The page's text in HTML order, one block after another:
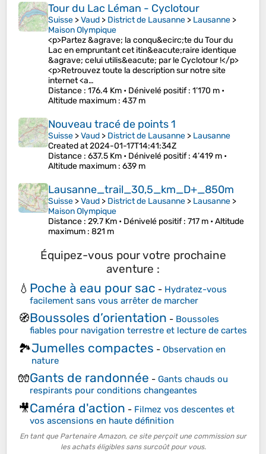
Tour du Lac Léman - Cyclotour
Suisse >Vaud > District de Lausanne > Lausanne >
Maison Olympique
<p>Partez &agrave; la conqu&ecirc;te du Tour du
Lac en empruntant cet itin&eacute;raire identique
&agrave; celui utilis&eacute; par le Cyclotour !</p>
<p>Retrouvez toute la description sur notre site
internet <a…
Distance : 176.4 Km • Dénivelé positif: 1’170 m •
Altitude maximum : 437 m
Nouveau tracé de points 1
Suisse >Vaud > District de Lausanne > Lausanne
Created at 2024-01-17T14:41:34Z
Distance : 637.5 Km • Dénivelé positif: 4’419 m •
Altitude maximum : 639 m
Lausanne_trail_30,5_km_D+_850m
Suisse >Vaud > District de Lausanne > Lausanne >
Maison Olympique
Distance : 29.7 Km • Dénivelé positif: 717 m •Altitude
maximum : 821 m
Équipez-vous pour votre prochaine
aventure :
💧 Poche à eau pour sac - Hydratez-vous
facilement sans vous arrêter de marcher
🧭Boussoles d’orientation - Boussoles
fiables pour navigation terrestre et lecture de cartes
🏞️Jumelles compactes - Observation en
nature
🧤Gants de randonnée - Gants chauds ou
respirants pour conditions changeantes
🎥Caméra d'action - Filmez vos descentes et
vos ascensions en haute définition
En tant que Partenaire Amazon, ce site perçoit une commission sur
les achats éligibles sans surcoût pour vous.